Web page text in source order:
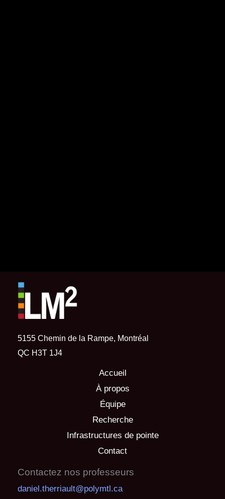
5155 Chemin de la Rampe, Montréal
QC H3T 1J4
Accueil
À propos
Équipe
Recherche
Infrastructures de pointe
Contact
Contactez nos professeurs
daniel.therriault@polymtl.ca